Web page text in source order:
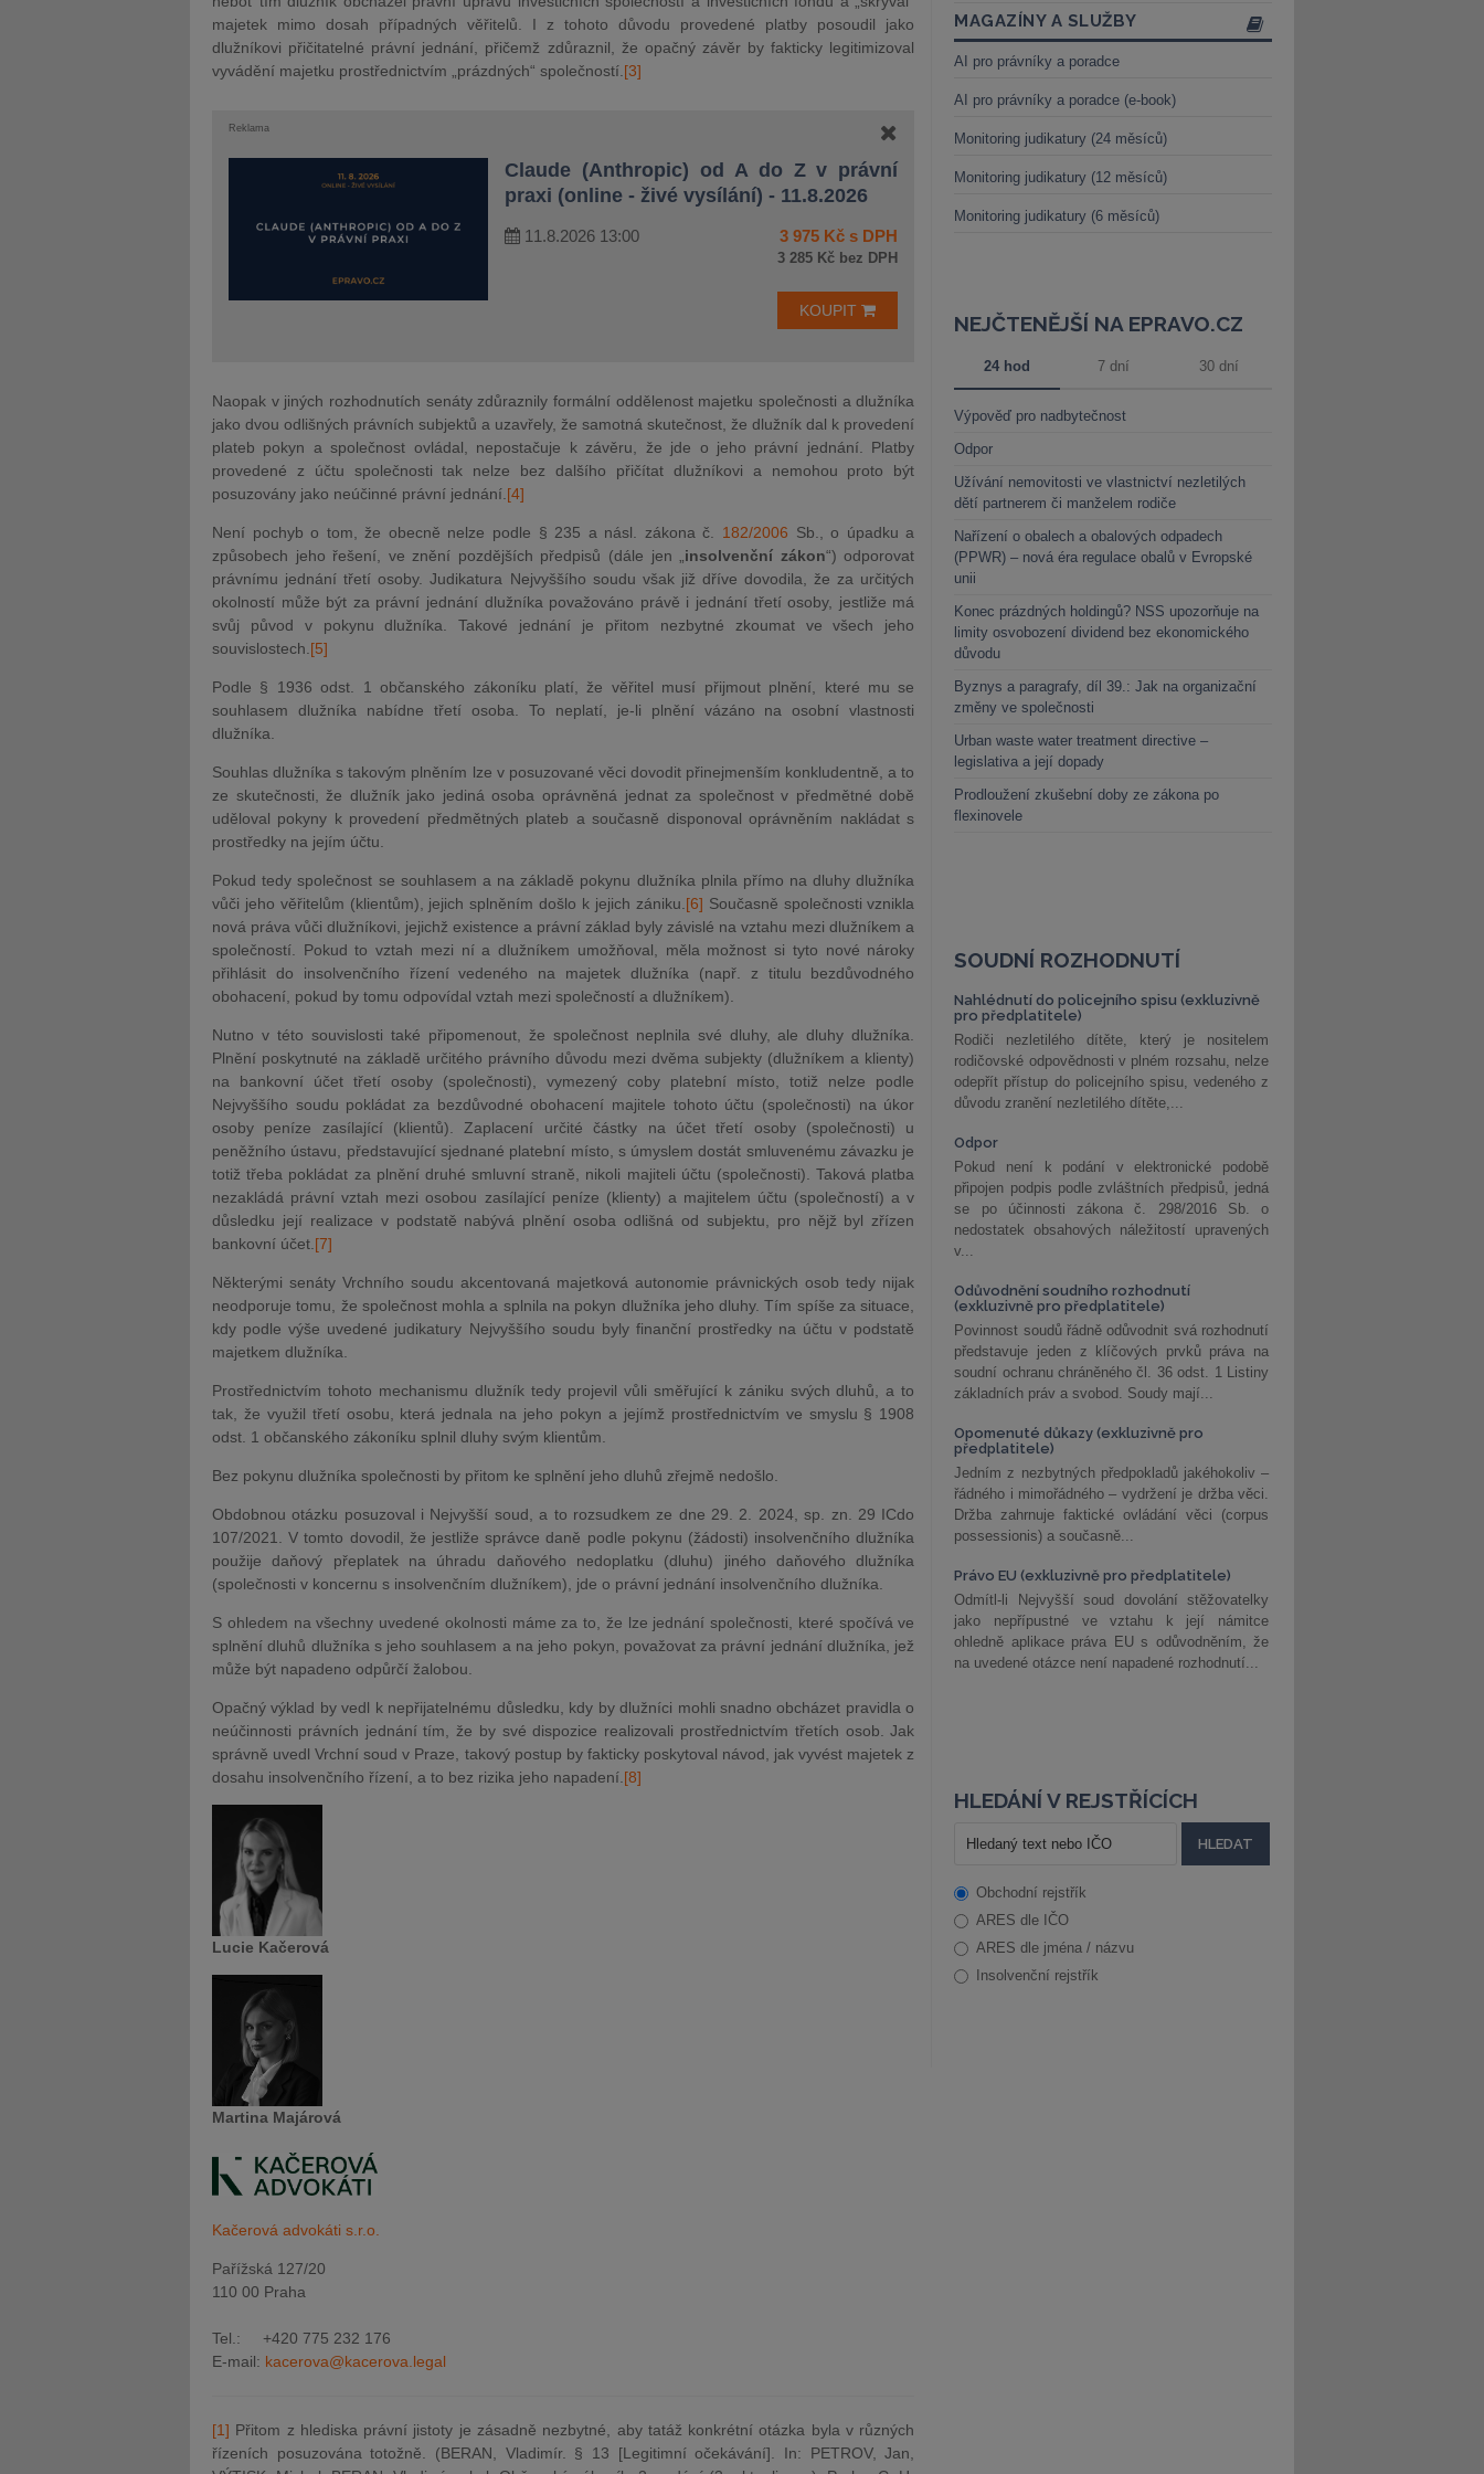
majetek mimo dosah případných věřitelů. I z tohoto důvodu provedené platby posoudil jako
dlužníkovi přičitatelné právní jednání, přičemž zdůraznil, že opačný závěr by fakticky legitimizoval
vyvádění majetku prostřednictvím „prázdných“ společností. [3]
Reklama
Claude (Anthropic) od A do Z v právní
praxi (online - živé vysílání) - 11.8.2026
11.8.2026 13:00 3 975 Kč s DPH
3 285 Kč bez DPH
KOUPIT
Naopak v jiných rozhodnutích senáty zdůraznily formální oddělenost majetku společnosti a dlužníka
jako dvou odlišných právních subjektů a uzavřely, že samotná skutečnost, že dlužník dal k provedení
plateb pokyn a společnost ovládal, nepostačuje k závěru, že jde o jeho právní jednání. Platby
provedené z účtu společnosti tak nelze bez dalšího přičítat dlužníkovi a nemohou proto být
posuzovány jako neúčinné právní jednání. [4]
Není pochyb o tom, že obecně nelze podle § 235 a násl. zákona č. 182/2006 Sb., o úpadku a
způsobech jeho řešení, ve znění pozdějších předpisů (dále jen „ insolvenční zákon“) odporovat
právnímu jednání třetí osoby. Judikatura Nejvyššího soudu však již dříve dovodila, že za určitých
okolností může být za právní jednání dlužníka považováno právě i jednání třetí osoby, jestliže má
svůj původ v pokynu dlužníka. Takové jednání je přitom nezbytné zkoumat ve všech jeho
souvislostech. [5]
Podle § 1936 odst. 1 občanského zákoníku platí, že věřitel musí přijmout plnění, které mu se
souhlasem dlužníka nabídne třetí osoba. To neplatí, je-li plnění vázáno na osobní vlastnosti
dlužníka.
Souhlas dlužníka s takovým plněním lze v posuzované věci dovodit přinejmenším konkludentně, a to
ze skutečnosti, že dlužník jako jediná osoba oprávněná jednat za společnost v předmětné době
uděloval pokyny k provedení předmětných plateb a současně disponoval oprávněním nakládat s
prostředky na jejím účtu.
Pokud tedy společnost se souhlasem a na základě pokynu dlužníka plnila přímo na dluhy dlužníka
vůči jeho věřitelům (klientům), jejich splněním došlo k jejich zániku. [6] Současně společnosti vznikla
nová práva vůči dlužníkovi, jejichž existence a právní základ byly závislé na vztahu mezi dlužníkem a
společností. Pokud to vztah mezi ní a dlužníkem umožňoval, měla možnost si tyto nové nároky
přihlásit do insolvenčního řízení vedeného na majetek dlužníka (např. z titulu bezdůvodného
obohacení, pokud by tomu odpovídal vztah mezi společností a dlužníkem).
Nutno v této souvislosti také připomenout, že společnost neplnila své dluhy, ale dluhy dlužníka.
Plnění poskytnuté na základě určitého právního důvodu mezi dvěma subjekty (dlužníkem a klienty)
na bankovní účet třetí osoby (společnosti), vymezený coby platební místo, totiž nelze podle
Nejvyššího soudu pokládat za bezdůvodné obohacení majitele tohoto účtu (společnosti) na úkor
osoby peníze zasílající (klientů). Zaplacení určité částky na účet třetí osoby (společnosti) u
peněžního ústavu, představující sjednané platební místo, s úmyslem dostát smluvenému závazku je
totiž třeba pokládat za plnění druhé smluvní straně, nikoli majiteli účtu (společnosti). Taková platba
nezakládá právní vztah mezi osobou zasílající peníze (klienty) a majitelem účtu (společností) a v
důsledku její realizace v podstatě nabývá plnění osoba odlišná od subjektu, pro nějž byl zřízen
bankovní účet. [7]
Některými senáty Vrchního soudu akcentovaná majetková autonomie právnických osob tedy nijak
neodporuje tomu, že společnost mohla a splnila na pokyn dlužníka jeho dluhy. Tím spíše za situace,
kdy podle výše uvedené judikatury Nejvyššího soudu byly finanční prostředky na účtu v podstatě
majetkem dlužníka.
Prostřednictvím tohoto mechanismu dlužník tedy projevil vůli směřující k zániku svých dluhů, a to
tak, že využil třetí osobu, která jednala na jeho pokyn a jejímž prostřednictvím ve smyslu § 1908
odst. 1 občanského zákoníku splnil dluhy svým klientům.
Bez pokynu dlužníka společnosti by přitom ke splnění jeho dluhů zřejmě nedošlo.
Obdobnou otázku posuzoval i Nejvyšší soud, a to rozsudkem ze dne 29. 2. 2024, sp. zn. 29 ICdo
107/2021. V tomto dovodil, že jestliže správce daně podle pokynu (žádosti) insolvenčního dlužníka
použije daňový přeplatek na úhradu daňového nedoplatku (dluhu) jiného daňového dlužníka
(společnosti v koncernu s insolvenčním dlužníkem), jde o právní jednání insolvenčního dlužníka.
S ohledem na všechny uvedené okolnosti máme za to, že lze jednání společnosti, které spočívá ve
splnění dluhů dlužníka s jeho souhlasem a na jeho pokyn, považovat za právní jednání dlužníka, jež
může být napadeno odpůrčí žalobou.
Opačný výklad by vedl k nepřijatelnému důsledku, kdy by dlužníci mohli snadno obcházet pravidla o
neúčinnosti právních jednání tím, že by své dispozice realizovali prostřednictvím třetích osob. Jak
správně uvedl Vrchní soud v Praze, takový postup by fakticky poskytoval návod, jak vyvést majetek z
dosahu insolvenčního řízení, a to bez rizika jeho napadení. [8]
Lucie Kačerová
Martina Majárová
Kačerová advokáti s.r.o.
Pařížská 127/20
110 00 Praha
Tel.: +420 775 232 176
E-mail: kacerova@kacerova.legal
[1] Přitom z hlediska právní jistoty je zásadně nezbytné, aby tatáž konkrétní otázka byla v různých
řízeních posuzována totožně. (BERAN, Vladimír. § 13 [Legitimní očekávání]. In: PETROV, Jan,
MAGAZÍNY A SLUŽBY
AI pro právníky a poradce
AI pro právníky a poradce (e-book)
Monitoring judikatury (24 měsíců)
Monitoring judikatury (12 měsíců)
Monitoring judikatury (6 měsíců)
NEJČTENĚJŠÍ NA EPRAVO.CZ
24 hod 7 dní 30 dní
Výpověď pro nadbytečnost
Odpor
Užívání nemovitosti ve vlastnictví nezletilých
dětí partnerem či manželem rodiče
Nařízení o obalech a obalových odpadech
(PPWR) – nová éra regulace obalů v Evropské
unii
Konec prázdných holdingů? NSS upozorňuje na
limity osvobození dividend bez ekonomického
důvodu
Byznys a paragrafy, díl 39.: Jak na organizační
změny ve společnosti
Urban waste water treatment directive –
legislativa a její dopady
Prodloužení zkušební doby ze zákona po
flexinovele
SOUDNÍ ROZHODNUTÍ
Nahlédnutí do policejního spisu (exkluzivně
pro předplatitele)
Rodiči nezletilého dítěte, který je nositelem
rodičovské odpovědnosti v plném rozsahu, nelze
odepřít přístup do policejního spisu, vedeného z
důvodu zranění nezletilého dítěte,...
Odpor
Pokud není k podání v elektronické podobě
připojen podpis podle zvláštních předpisů, jedná
se po účinnosti zákona č. 298/2016 Sb. o
nedostatek obsahových náležitostí upravených
v...
Odůvodnění soudního rozhodnutí
(exkluzivně pro předplatitele)
Povinnost soudů řádně odůvodnit svá rozhodnutí
představuje jeden z klíčových prvků práva na
soudní ochranu chráněného čl. 36 odst. 1 Listiny
základních práv a svobod. Soudy mají...
Opomenuté důkazy (exkluzivně pro
předplatitele)
Jedním z nezbytných předpokladů jakéhokoliv –
řádného i mimořádného – vydržení je držba věci.
Držba zahrnuje faktické ovládání věci (corpus
possessionis) a současně...
Právo EU (exkluzivně pro předplatitele)
Odmítl-li Nejvyšší soud dovolání stěžovatelky
jako nepřípustné ve vztahu k její námitce
ohledně aplikace práva EU s odůvodněním, že
na uvedené otázce není napadené rozhodnutí...
HLEDÁNÍ V REJSTŘÍCÍCH
Obchodní rejstřík
ARES dle IČO
ARES dle jména / názvu
Insolvenční rejstřík